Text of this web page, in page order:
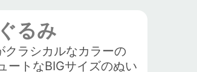
るみ
クラシカルなカラーの
ートなBIGサイズのぬい